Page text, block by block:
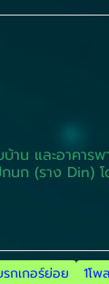
บ้าน และอา
(ราง Din) โ
รกเกอร์ย่อย 1โพล